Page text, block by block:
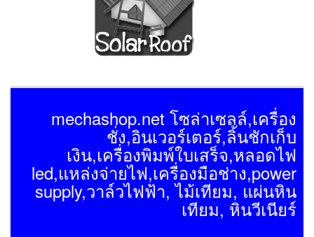
mechashop.net โซล่าเซลล์,เครื่อง
ชั่ง,อินเวอร์เตอร์,ลิ้นชักเก็บ
เงิน,เครื่องพิมพ์ใบเสร็จ,หลอดไฟ
led,แหล่งจ่ายไฟ,เครื่องมือช่าง,power
supply,วาล์วไฟฟ้า, ไม้เทียม, แผ่นหิน
เทียม, หินวีเนียร์